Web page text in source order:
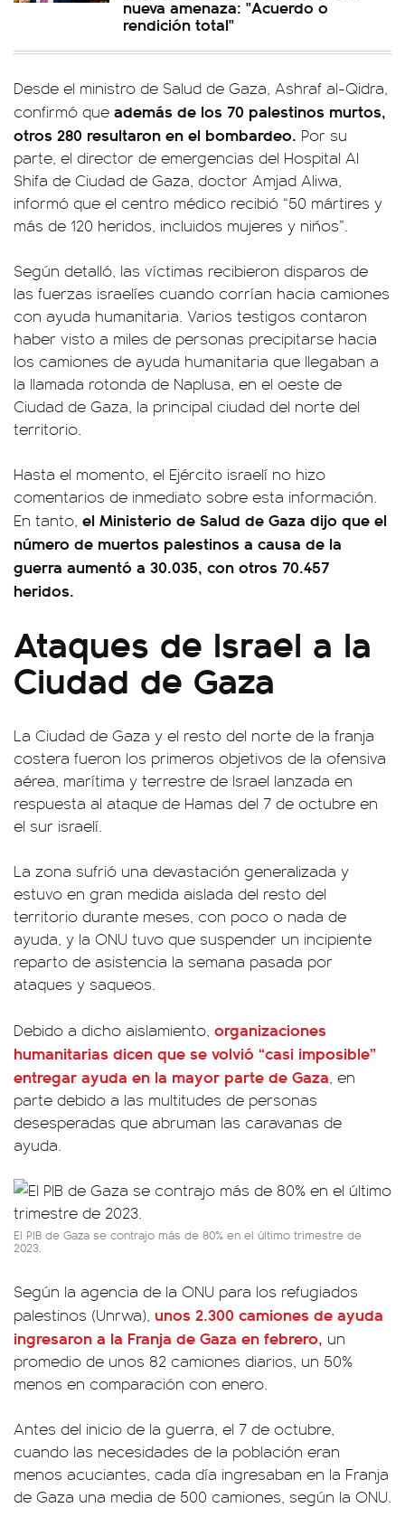
nueva amenaza: "Acuerdo o
rendición total"
Desde el ministro de Salud de Gaza, Ashraf al-Qidra,
confirmó que además de los 70 palestinos murtos,
otros 280 resultaron en el bombardeo. Por su
parte, el director de emergencias del Hospital Al
Shifa de Ciudad de Gaza, doctor Amjad Aliwa,
informó que el centro médico recibió “50 mártires y
más de 120 heridos, incluidos mujeres y niños”.
Según detalló, las víctimas recibieron disparos de
las fuerzas israelíes cuando corrían hacia camiones
con ayuda humanitaria. Varios testigos contaron
haber visto a miles de personas precipitarse hacia
los camiones de ayuda humanitaria que llegaban a
la llamada rotonda de Naplusa, en el oeste de
Ciudad de Gaza, la principal ciudad del norte del
territorio.
Hasta el momento, el Ejército israelí no hizo
comentarios de inmediato sobre esta información.
En tanto, el Ministerio de Salud de Gaza dijo que el
número de muertos palestinos a causa de la
guerra aumentó a 30.035, con otros 70.457
heridos.
Ataques de Israel a la
Ciudad de Gaza
La Ciudad de Gaza y el resto del norte de la franja
costera fueron los primeros objetivos de la ofensiva
aérea, marítima y terrestre de Israel lanzada en
respuesta al ataque de Hamas del 7 de octubre en
el sur israelí.
La zona sufrió una devastación generalizada y
estuvo en gran medida aislada del resto del
territorio durante meses, con poco o nada de
ayuda, y la ONU tuvo que suspender un incipiente
reparto de asistencia la semana pasada por
ataques y saqueos.
Debido a dicho aislamiento, organizaciones
humanitarias dicen que se volvió “casi imposible”
entregar ayuda en la mayor parte de Gaza, en
parte debido a las multitudes de personas
desesperadas que abruman las caravanas de
ayuda.
El PIB de Gaza se contrajo más de 80% en el último trimestre de
2023.
Según la agencia de la ONU para los refugiados
palestinos (Unrwa), unos 2.300 camiones de ayuda
ingresaron a la Franja de Gaza en febrero, un
promedio de unos 82 camiones diarios, un 50%
menos en comparación con enero.
Antes del inicio de la guerra, el 7 de octubre,
cuando las necesidades de la población eran
menos acuciantes, cada día ingresaban en la Franja
de Gaza una media de 500 camiones, según la ONU.